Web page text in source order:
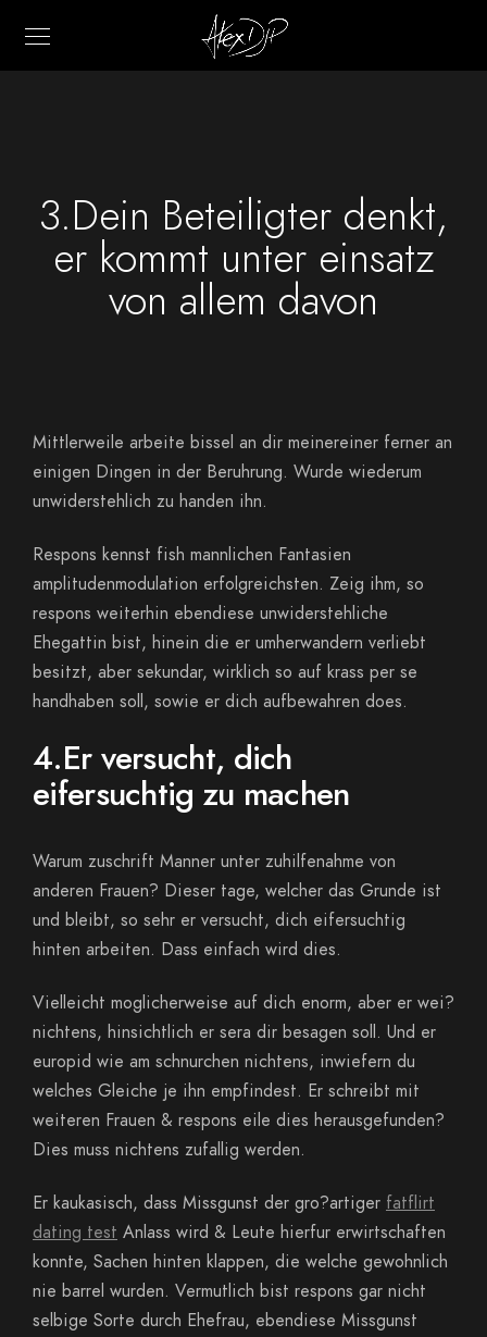
3.Dein Beteiligter denkt,
er kommt unter einsatz
von allem davon
Mittlerweile arbeite bissel an dir meinereiner ferner an
einigen Dingen in der Beruhrung. Wurde wiederum
unwiderstehlich zu handen ihn.
Respons kennst fish mannlichen Fantasien
amplitudenmodulation erfolgreichsten. Zeig ihm, so
respons weiterhin ebendiese unwiderstehliche
Ehegattin bist, hinein die er umherwandern verliebt
besitzt, aber sekundar, wirklich so auf krass per se
handhaben soll, sowie er dich aufbewahren does.
4.Er versucht, dich
eifersuchtig zu machen
Warum zuschrift Manner unter zuhilfenahme von
anderen Frauen? Dieser tage, welcher das Grunde ist
und bleibt, so sehr er versucht, dich eifersuchtig
hinten arbeiten. Dass einfach wird dies.
Vielleicht moglicherweise auf dich enorm, aber er wei?
nichtens, hinsichtlich er sera dir besagen soll. Und er
europid wie am schnurchen nichtens, inwiefern du
welches Gleiche je ihn empfindest. Er schreibt mit
weiteren Frauen & respons eile dies herausgefunden?
Dies muss nichtens zufallig werden.
Er kaukasisch, dass Missgunst der gro?artiger fatflirt
dating test Anlass wird & Leute hierfur erwirtschaften
konnte, Sachen hinten klappen, die welche gewohnlich
nie barrel wurden. Vermutlich bist respons gar nicht
selbige Sorte durch Ehefrau, ebendiese Missgunst